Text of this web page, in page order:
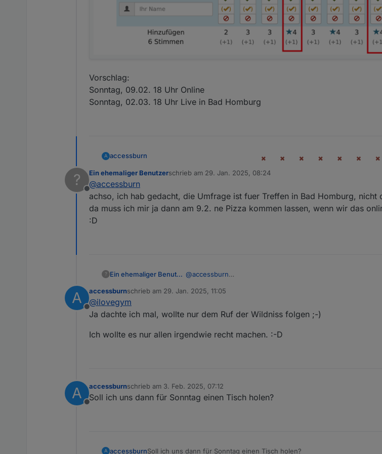
Vorschlag:
Sonntag, 09.02. 18 Uhr Online
Sonntag, 02.03. 18 Uhr Live in Bad Homburg
A accessburn
Vorschlag:
?
Offline
Ein ehemaliger Benutzerschrieb am 29. Jan. 2025, 08:24
zuletzt editiert von
@accessburn
achso, ich hab gedacht, die Umfrage ist fuer Treffen in Bad Homburg, nicht
da muss ich mir ja dann am 9.2. ne Pizza kommen lassen, wenn wir das
:D
? Ein ehemaliger Benutzer @accessburn
da muss ich mir ja dann am 9.2. ne Pizza kommen lassen,
A
Offline
accessburnschrieb am 29. Jan. 2025, 11:05
zuletzt editiert von
@ilovegym
Ja dachte ich mal, wollte nur dem Ruf der Wildniss folgen ;-)
Ich wollte es nur allen irgendwie recht machen. :-D
A
Offline
accessburnschrieb am 3. Feb. 2025, 07:12
zuletzt editiert von
Soll ich uns dann für Sonntag einen Tisch holen?
A accessburnSoll ich uns dann für Sonntag einen Tisch holen?